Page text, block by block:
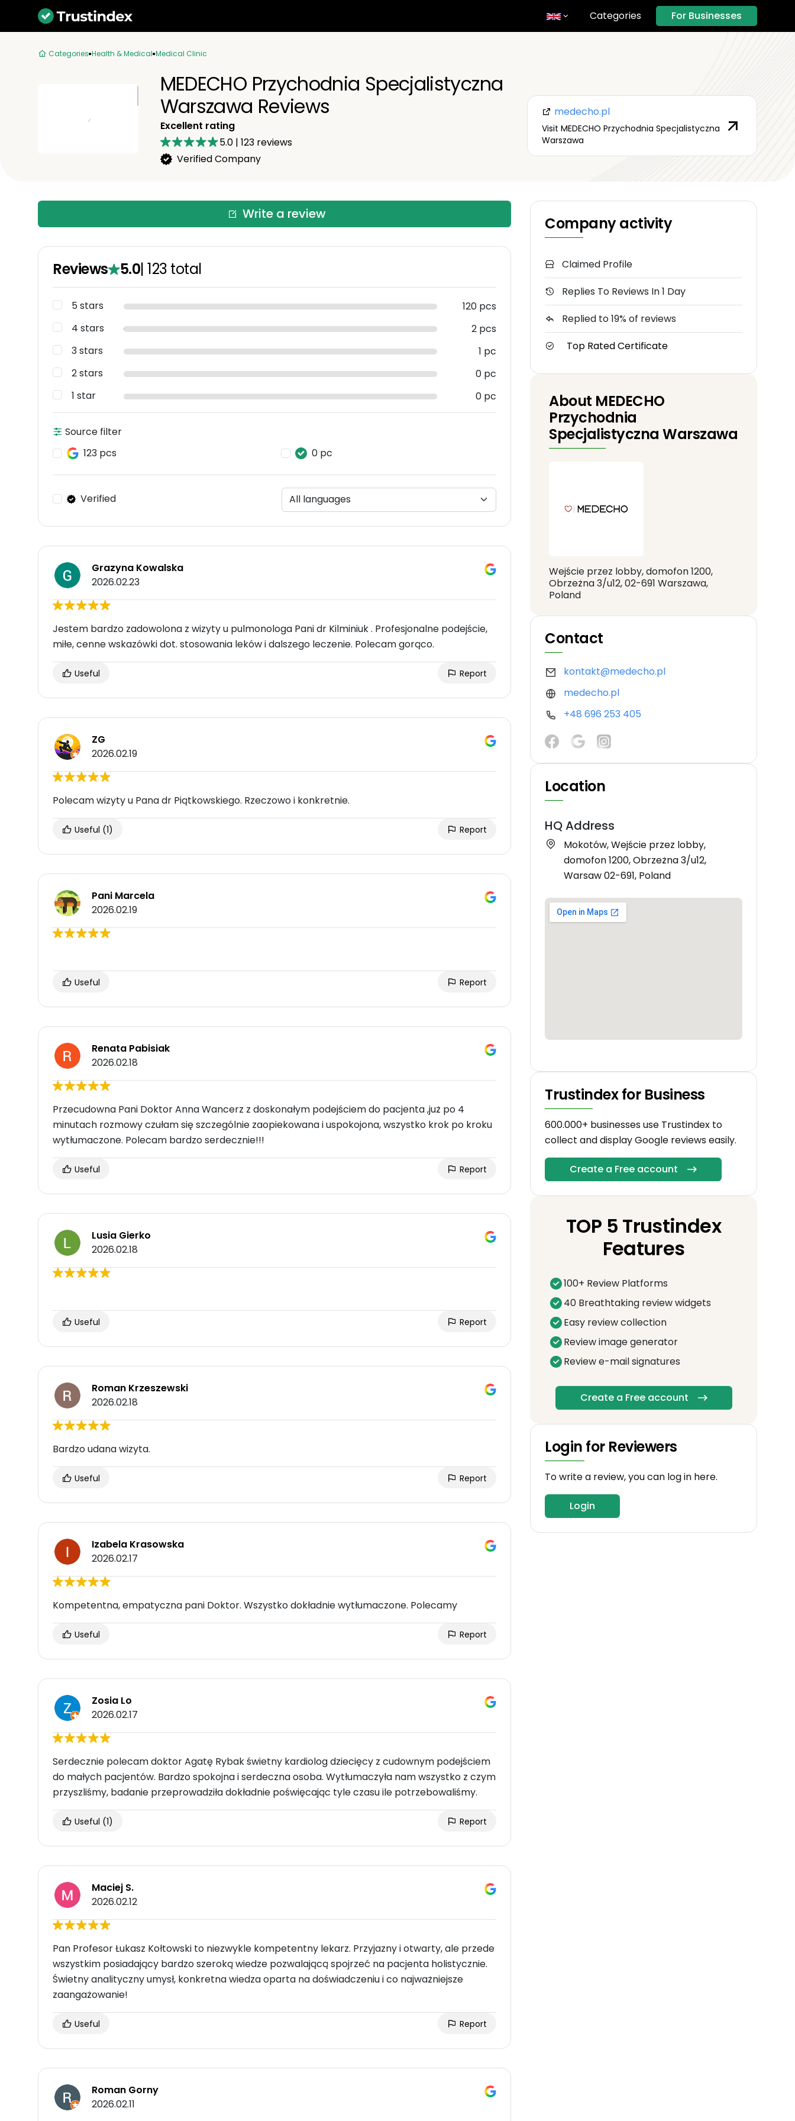
Categories For Businesses
Categories Health & Medical Medical Clinic
MEDECHO Przychodnia Specjalistyczna
Warszawa Reviews
Excellent rating
5.0 | 123reviews
Verified Company
medecho.pl
Visit MEDECHO Przychodnia Specjalistyczna
Warszawa
Write a review
Reviews 5.0|123 total
5 stars
120 pcs
4 stars
2 pcs
3 stars
1 pc
2 stars
0 pc
1 star
0 pc
Source filter
123 pcs
0 pc
Verified
Grazyna Kowalska
2026.02.23
Jestem bardzo zadowolona z wizyty u pulmonologa Pani dr Kilminiuk . Profesjonalne podejście,
miłe, cenne wskazówki dot. stosowania leków i dalszego leczenie. Polecam gorąco.
Useful Report
ZG
2026.02.19
Polecam wizyty u Pana dr Piątkowskiego. Rzeczowo i konkretnie.
Useful (1) Report
Pani Marcela
2026.02.19
Useful Report
Renata Pabisiak
2026.02.18
Przecudowna Pani Doktor Anna Wancerz z doskonałym podejściem do pacjenta ,już po 4
minutach rozmowy czułam się szczególnie zaopiekowana i uspokojona, wszystko krok po kroku
wytłumaczone. Polecam bardzo serdecznie!!!
Useful Report
Lusia Gierko
2026.02.18
Useful Report
Roman Krzeszewski
2026.02.18
Bardzo udana wizyta.
Useful Report
Izabela Krasowska
2026.02.17
Kompetentna, empatyczna pani Doktor. Wszystko dokładnie wytłumaczone. Polecamy
Useful Report
Zosia Lo
2026.02.17
Serdecznie polecam doktor Agatę Rybak świetny kardiolog dziecięcy z cudownym podejściem
do małych pacjentów. Bardzo spokojna i serdeczna osoba. Wytłumaczyła nam wszystko z czym
przyszliśmy, badanie przeprowadziła dokładnie poświęcając tyle czasu ile potrzebowaliśmy.
Useful (1) Report
Maciej S.
2026.02.12
Pan Profesor Łukasz Kołtowski to niezwykle kompetentny lekarz. Przyjazny i otwarty, ale przede
wszystkim posiadający bardzo szeroką wiedze pozwalającą spojrzeć na pacjenta holistycznie.
Świetny analityczny umysł, konkretna wiedza oparta na doświadczeniu i co najważniejsze
zaangażowanie!
Useful Report
Roman Gorny
2026.02.11
Company activity
Claimed Profile
Replies To Reviews In 1 Day
Replied to 19% of reviews
Top Rated Certificate
About MEDECHO
Przychodnia
Specjalistyczna Warszawa
Wejście przez lobby, domofon 1200,
Obrzeżna 3/u12, 02-691 Warszawa,
Poland
Contact
kontakt@medecho.pl
medecho.pl
+48 696 253 405
Location
HQ Address
Mokotów, Wejście przez lobby,
domofon 1200, Obrzeżna 3/u12,
Warsaw 02-691, Poland
Trustindex for Business
600.000+ businesses use Trustindex to
collect and display Google reviews easily.
Create a Free account
TOP 5 Trustindex
Features
100+ Review Platforms
40 Breathtaking review widgets
Easy review collection
Review image generator
Review e-mail signatures
Create a Free account
Login for Reviewers
To write a review, you can log in here.
Login